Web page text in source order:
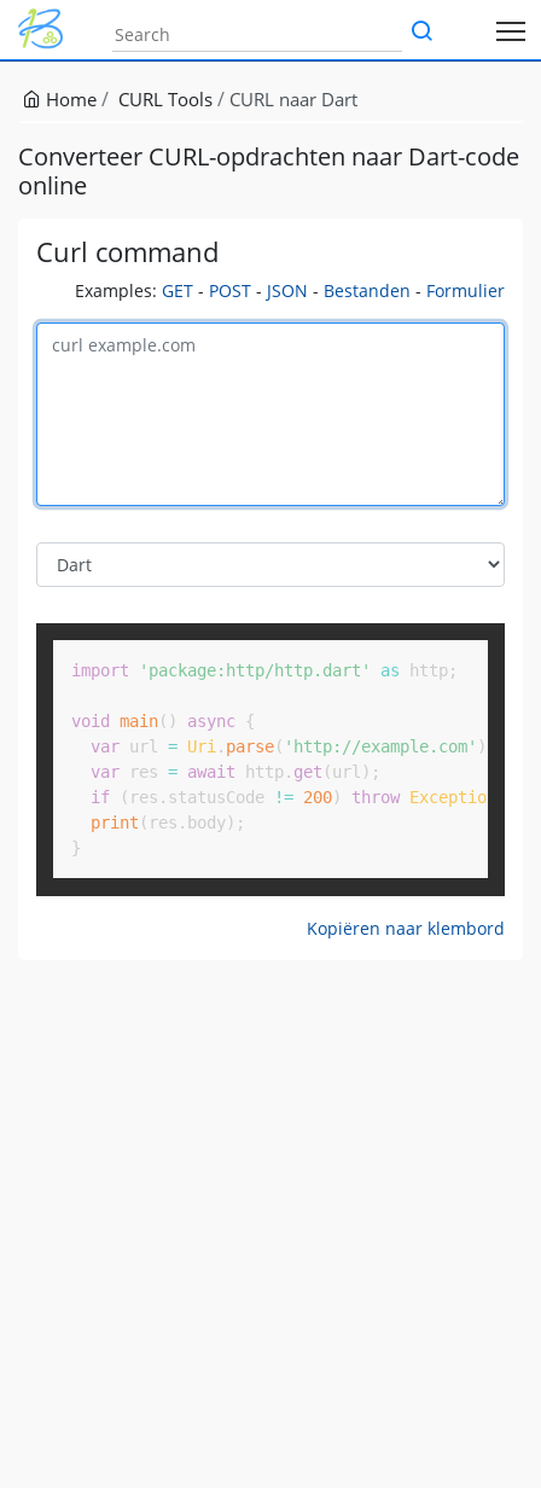
Home CURL Tools CURL naar Dart
Converteer CURL-opdrachten naar Dart-code
online
Curl command
Examples: GET - POST - JSON - Bestanden - Formulier
import 'package:http/http.dart' as http ;
void main( ) async
{
var url = Uri . parse( 'http://example.com' )
var res = await http . get (url ) ;
if
( res . statusCode != 200) throw Exception
print ( res . body) ;
}
Copy
Kopiëren naar klembord